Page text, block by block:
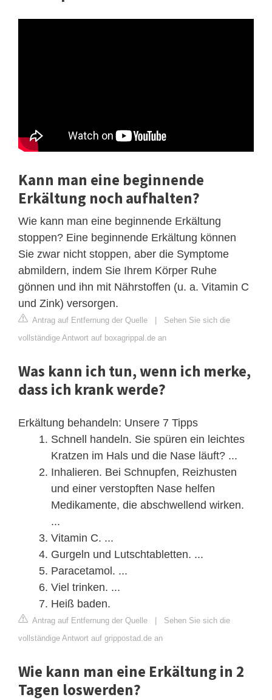
Kann man eine beginnende
Erkältung noch aufhalten?
Wie kann man eine beginnende Erkältung
stoppen? Eine beginnende Erkältung können
Sie zwar nicht stoppen, aber die Symptome
abmildern, indem Sie Ihrem Körper Ruhe
gönnen und ihn mit Nährstoffen (u. a. Vitamin C
und Zink) versorgen.
Antrag auf Entfernung der Quelle | Sehen Sie sich die
vollständige Antwort auf boxagrippal.de an
Was kann ich tun, wenn ich merke,
dass ich krank werde?
Erkältung behandeln: Unsere 7 Tipps
Schnell handeln. Sie spüren ein leichtes
Kratzen im Hals und die Nase läuft? ...
Inhalieren. Bei Schnupfen, Reizhusten
und einer verstopften Nase helfen
Medikamente, die abschwellend wirken.
...
Vitamin C. ...
Gurgeln und Lutschtabletten. ...
Paracetamol. ...
Viel trinken. ...
Heiß baden.
Antrag auf Entfernung der Quelle | Sehen Sie sich die
vollständige Antwort auf grippostad.de an
Wie kann man eine Erkältung in 2
Tagen loswerden?